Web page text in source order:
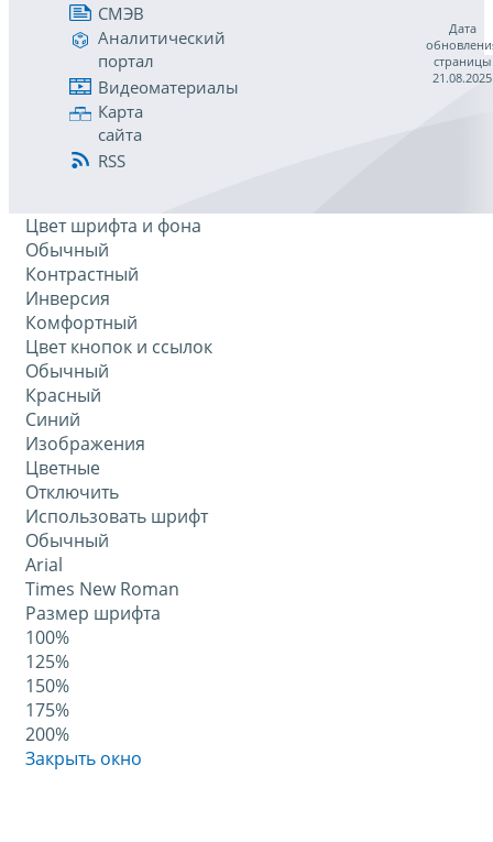
СМЭВ
Аналитический
портал
Видеоматериалы
Карта
сайта
RSS
Дата
страницы
21.08.2025
Цвет шрифта и фона
Обычный
Контрастный
Инверсия
Комфортный
Цвет кнопок и ссылок
Обычный
Красный
Синий
Изображения
Цветные
Отключить
Использовать шрифт
Обычный
Arial
Times New Roman
Размер шрифта
100%
125%
150%
175%
200%
Закрыть окно